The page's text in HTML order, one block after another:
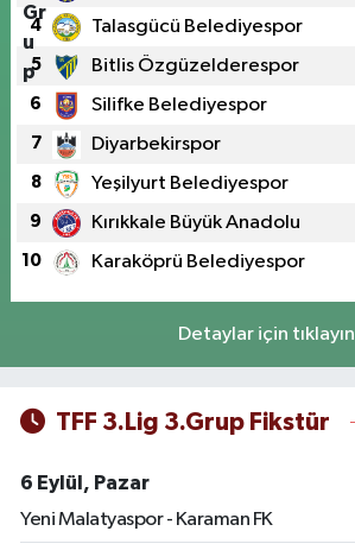
4 Talasgücü Belediyespor
5 Bitlis Özgüzelderespor
6 Silifke Belediyespor
7 Diyarbekirspor
8 Yeşilyurt Belediyespor
9 Kırıkkale Büyük Anadolu
10 Karaköprü Belediyespor
Detaylar için tıklayın
TFF 3.Lig 3.Grup Fikstür
6 Eylül, Pazar
Yeni Malatyaspor - Karaman FK